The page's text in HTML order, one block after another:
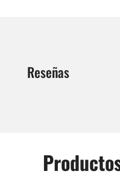
Reseñas